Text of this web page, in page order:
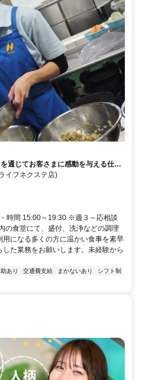
通じてお客さまに感動を与える仕事
イフネクステ店)
時間 15:00～19:30 ※週３～応相談
の食堂にて、盛付、洗浄などの調理
になる多くの方に温かい食事を素早
た業務をお願いします。未経験から
あり 交通費支給 まかないあり
シフト制